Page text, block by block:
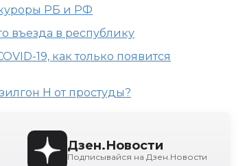
РБ и РФ
въезда в республику
19, как только появится
Н от простуды?
Дзен.Новости
Подписывайся на Дзен.Новости